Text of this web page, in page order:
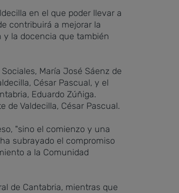
en el que poder llevar a
contribuirá a mejorar la
y la docencia que también
María José Sáenz de
César Pascual, y el
Eduardo Zúñiga.
de Valdecilla, César Pascual.
"sino el comienzo y una
subrayado el compromiso
a la Comunidad
de Cantabria, mientras que